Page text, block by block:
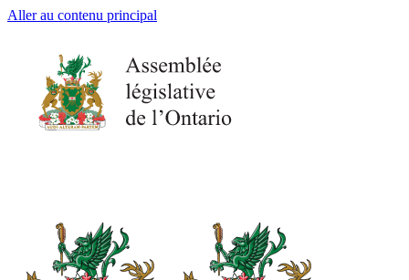
Aller au contenu principal